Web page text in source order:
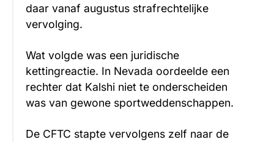
daar vanaf augustus strafrechtelijke
vervolging.
Wat volgde was een juridische
kettingreactie. In Nevada oordeelde een
rechter dat Kalshi niet te onderscheiden
was van gewone sportweddenschappen.
De CFTC stapte vervolgens zelf naar de